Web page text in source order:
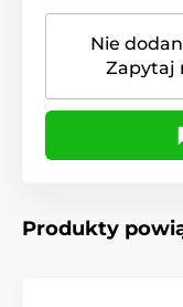
Nie
Zapytaj
Produkty